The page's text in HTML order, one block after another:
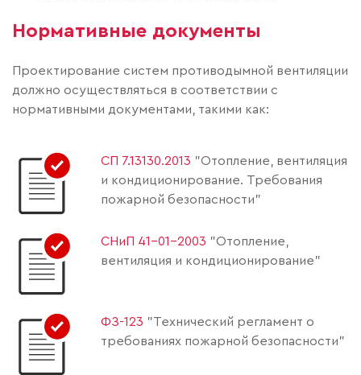
Нормативные документы
Проектирование систем противодымной вентиляции
должно осуществляться в соответствии с
нормативными документами, такими как:
СП 7.13130.2013 "Отопление, вентиляция
и кондиционирование. Требования
пожарной безопасности"
СНиП 41-01-2003 "Отопление,
вентиляция и кондиционирование"
ФЗ-123 "Технический регламент о
требованиях пожарной безопасности"